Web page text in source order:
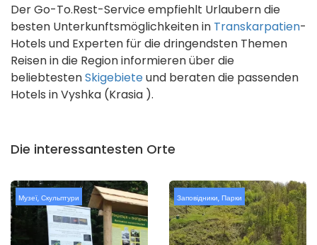
Der Go-To.Rest-Service empfiehlt Urlaubern die
besten Unterkunftsmöglichkeiten in Transkarpatien-
Hotels und Experten für die dringendsten Themen
Reisen in die Region informieren über die
beliebtestenSkigebieteund beraten die passenden
Hotels in Vyshka (Krasia ).
Die interessantesten Orte
Музеї, Скульптури Заповідники, Парки